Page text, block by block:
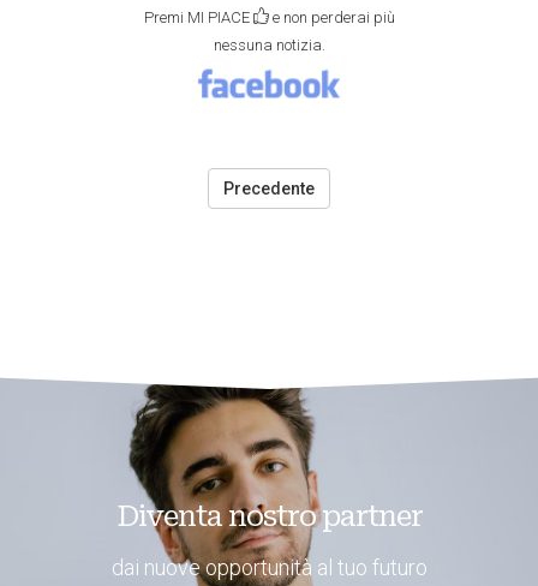
Premi MI PIACE
e non perderai più
nessuna notizia.
Precedente
Diventa nostro partner
dai nuove opportunità al tuo futuro